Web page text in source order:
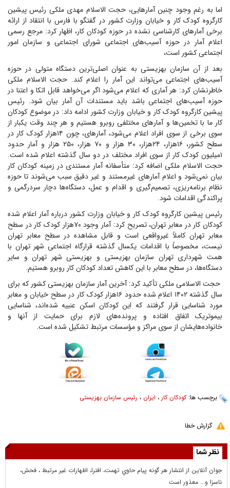
اما به رغم وجود چنین آمار‌هایی، حجت الاسلام مهدی ملکی رئیس پیشین
کارگروه کودک کار و خیابان وزارت کشور در گفتگو با فارس با انتقاد از ارائه
برخی آمار‌های کارشناسی نشده در حوزه کودکان کار، اظهار کرد: مرجع رسمی
اعلام آمار در حوزه آسیب‌های اجتماعی شورای اجتماعی و سازمان امور
اجتماعی کشور است،
بعد از آن سازمان بهزیستی به عنوان اصلی‌ترین دستگاه متولی در حوزه
آسیب‌های اجتماعی می‌تواند این آمار را اعلام کند. حجت الاسلام ملکی
خاطرنشان کرد: هر آماری که اعلام می‌شود اگر می‌خواهد قابل اتکا و اعتنا در
حوزه آسیب‌های اجتماعی باشد باید مستندات آن آمار بیان شود. رئیس
پیشین کارگروه کودک کار و خیابان وزارت کشور ادامه داد: در موضوع کودکان
کار ما با تخمین‌ها و آمار‌های مختلفی روبرو هستیم و هر چند وقت یکبار از
سوی برخی از سوی افراد اعلام می‌شود، آمار‌های، چون ۱۴هزار کودک کار در
سطح کشور، ۱۶هزار، ۲۴هزار، ۳۰ هزار و ۷۰ هزار، ۲۵۰ هزار و آمار حدود
۱میلیون کودک کار از سوی افراد مختلف در دو سال گذشته اعلام شده است.
حجت الاسلام ملکی اضافه کرد: متأسفانه آمار مستندی در زمینه کودکان کار
بیان نمی‌شود و اعلام آمار‌های غیرمستند و غیر دقیق سبب می‌شوند تا حوزه
نظام برنامه‌ریزی، تصمیم‌گیری و اقدام و عمل، دستگاه‌ها دچار سردرگمی و
پراکندگی اقدامات شود.
رئیس پیشین کارگروه کودک کار و خیابان وزارت کشور درباره آمار اعلام شده
کودکان کار در معابر تهران، تصریح کرد: آمار وجود ۷۰هزار کودک کار در سطح
معابر تهران کاملاً غیرواقعی است و قابل مشاهده در سطح معابر تهران
نیست، مخصوصاً با اقدامات یکسال گذشته قرارگاه اجتماعی شهر تهران با
همت شهرداری تهران سازمان بهزیستی و بهزیستی شهر تهران و سایر
دستگاه‌ها، در سطح معابر با این کاهش تعداد کودکان کار روبرو هستیم.
حجت الاسلامی ملکی تأکید کرد: آخرین آمار سازمان بهزیستی کشور که برای
سال گذشته ۱۴۰۲ اعلام شده حدود ۱۶هزار کودک کار در سطح خیابان و معابر
مورد شناسایی قرار گرفتند که این کودکان اسکن عنبیه شده‌اند، شناسایی
بیموتریک اتفاق افتاده و پرونده‌های لازم برای حمایت از آنها و
خانواده‌هایشان از سوی مراکز و مؤسسات مرتبط تشکیل شده است.
برچسب ها:کودکان کار ، ایران ، رئیس سازمان بهزیستی
گزارش خطا
نظر شما
جوان آنلاين از انتشار هر گونه پيام حاوي تهمت، افترا، اظهارات غير مرتبط ، فحش،
ناسزا و... معذور است